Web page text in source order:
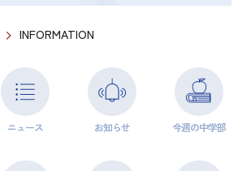
INFORMATION
ニュース お知らせ 今週の中学部